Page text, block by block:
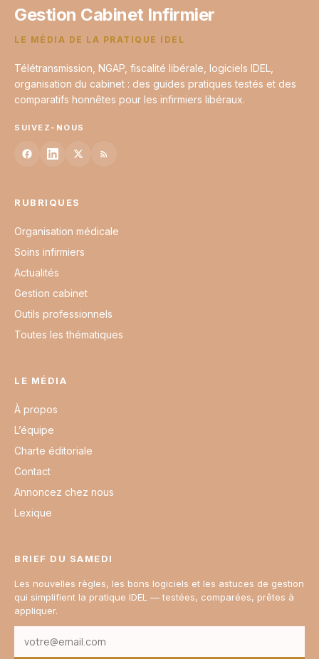
Gestion Cabinet Infirmier
LE MÉDIA DE LA PRATIQUE IDEL
Télétransmission, NGAP, fiscalité libérale, logiciels IDEL,
organisation du cabinet : des guides pratiques testés et des
comparatifs honnêtes pour les infirmiers libéraux.
SUIVEZ-NOUS
RUBRIQUES
Organisation médicale
Soins infirmiers
Actualités
Gestion cabinet
Outils professionnels
Toutes les thématiques
LE MÉDIA
À propos
L’équipe
Charte éditoriale
Contact
Annoncez chez nous
Lexique
BRIEF DU SAMEDI
Les nouvelles règles, les bons logiciels et les astuces de gestion
qui simplifient la pratique IDEL — testées, comparées, prêtes à
appliquer.